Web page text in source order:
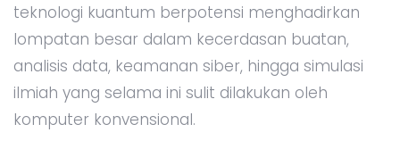
teknologi kuantum berpotensi menghadirkan
lompatan besar dalam kecerdasan buatan,
analisis data, keamanan siber, hingga simulasi
ilmiah yang selama ini sulit dilakukan oleh
komputer konvensional.